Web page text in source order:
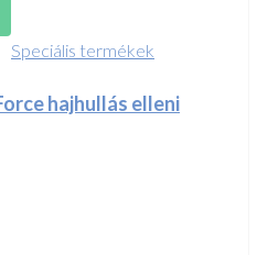
Speciális termékek
hajhullás elleni